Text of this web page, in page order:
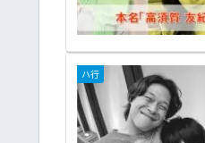
ハ行